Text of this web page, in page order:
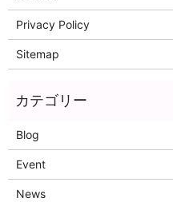
Privacy Policy
Sitemap
Blog
Event
News